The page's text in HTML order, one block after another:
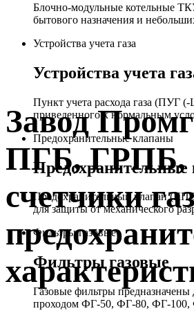
Блочно-модульные котельные
бытового назначения и
Устройства учета газа
Устройства учета
Пункт учета расхода газа
приведенного к нормальным
Предохранительные клапаны
Предохранительный клапан
для защиты от механического
Фильтры газовые
Фильтры газовые
Газовые фильтры предназначены
проходом ФГ-50, ФГ-80, ФГ-100,
Завод
ПГБ,
счетчики